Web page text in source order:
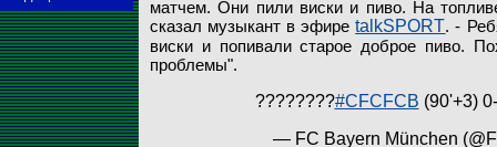
матчем. Они пили виски и пиво. На
сказал музыкант в эфиреtalkSPORT. -
виски и попивали старое доброе пиво.
проблемы".
????????#CFCFCB (90'+3)
— FC Bayern München